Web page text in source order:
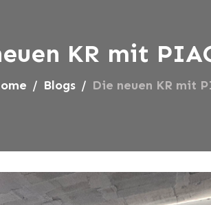
KR mit
Blogs Die neuen KR mit